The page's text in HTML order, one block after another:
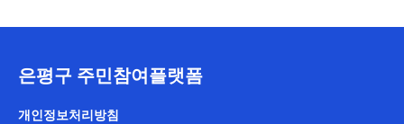
은평구 주민참여플랫폼
개인정보처리방침